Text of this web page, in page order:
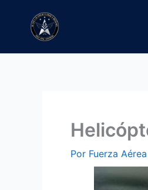
contenido
Por Fuerza Aérea